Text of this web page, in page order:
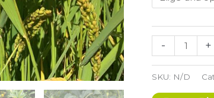
-
NITROPLUS
cantidad
+
SKU: N/D